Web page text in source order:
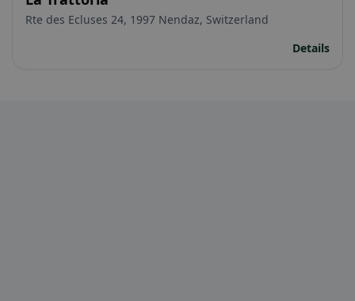
Rte des Ecluses 24, 1997 Nendaz, Switzerland
Details